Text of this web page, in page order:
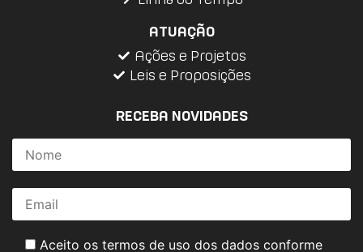
ATUAÇÃO
Ações e Projetos
Leis e Proposições
RECEBA NOVIDADES
Aceito os termos de uso dos dados conforme